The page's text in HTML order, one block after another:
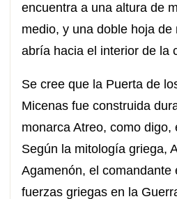
encuentra a una altura de
medio, y una doble hoja de
abría hacia el interior de la
Se cree que la Puerta de
Micenas fue construida
monarca Atreo, como digo,
Según la mitología griega,
Agamenón, el comandante
fuerzas griegas en la